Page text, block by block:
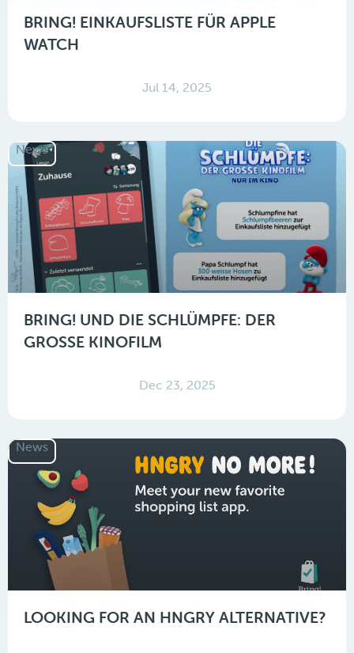
BRING! EINKAUFSLISTE FÜR APPLE
WATCH
Jul 14, 2025
News
BRING! UND DIE SCHLÜMPFE: DER
GROSSE KINOFILM
Dec 23, 2025
News
LOOKING FOR AN HNGRY ALTERNATIVE?